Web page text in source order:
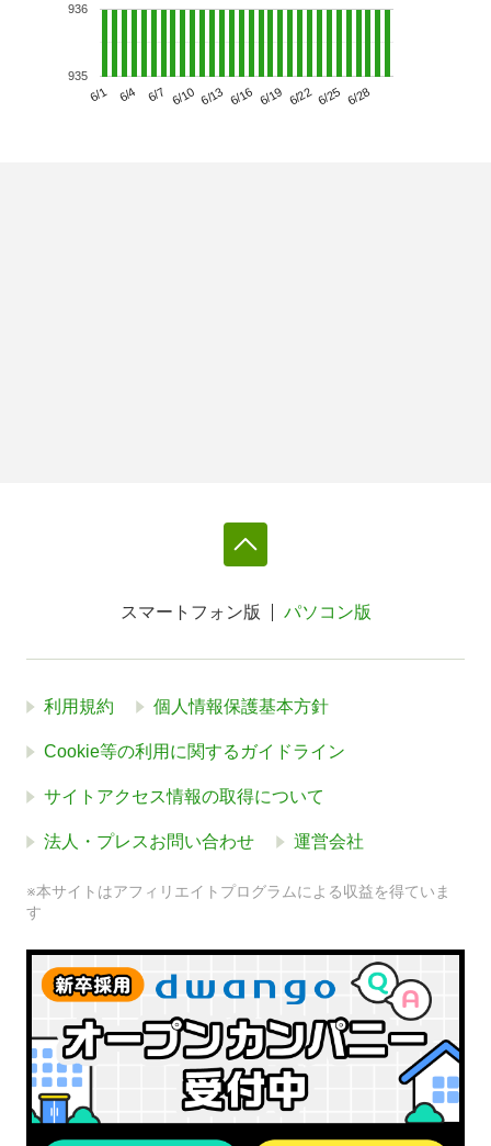
6/1 6/4 6/7 6/10 6/13 6/16 6/19 6/22 6/25 6/28
935
936
スマートフォン版 パソコン版
利用規約 個人情報保護基本方針
Cookie等の利用に関するガイドライン
サイトアクセス情報の取得について
法人・プレスお問い合わせ 運営会社
※本サイトはアフィリエイトプログラムによる収益を得ていま
す